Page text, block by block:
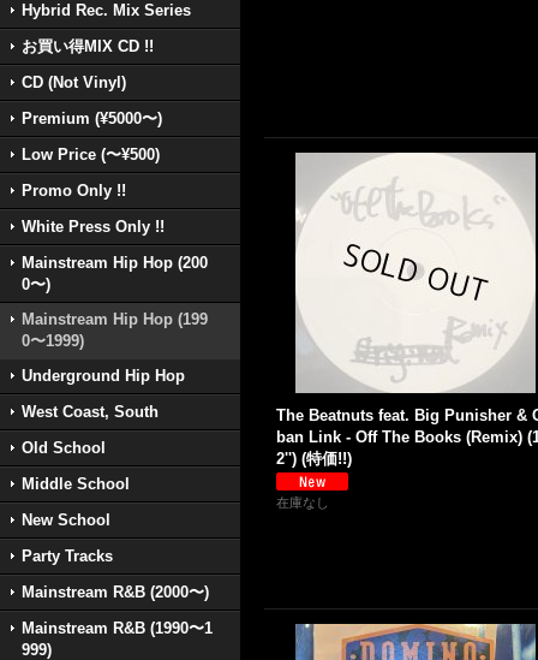
Hybrid Rec. Mix Series
お買い得MIX CD !!
CD (Not Vinyl)
Premium (¥5000〜)
Low Price (〜¥500)
Promo Only !!
White Press Only !!
Mainstream Hip Hop (200
0〜)
Mainstream Hip Hop (199
0〜1999)
Underground Hip Hop
West Coast, South
Old School
Middle School
New School
Party Tracks
Mainstream R&B (2000〜)
Mainstream R&B (1990〜1
999)
The Beatnuts feat. Big Punisher &
ban Link - Off The Books (Remix)
2'') (特価!!)
在庫なし